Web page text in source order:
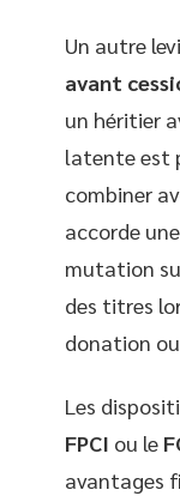
Un autre
avant
un héritier
latente est
combiner
accorde
mutation
des titres
donation ou
Les
FPCI ou le
avantages